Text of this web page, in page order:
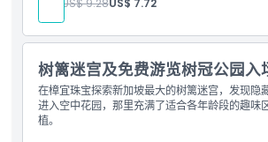
儿童: US$ 9.28US$ 7.72
树篱迷宫及免费游览树冠公园入
在樟宜珠宝探索新加坡最大的树篱迷宫，发现隐
进入空中花园，那里充满了适合各年龄段的趣味
植。